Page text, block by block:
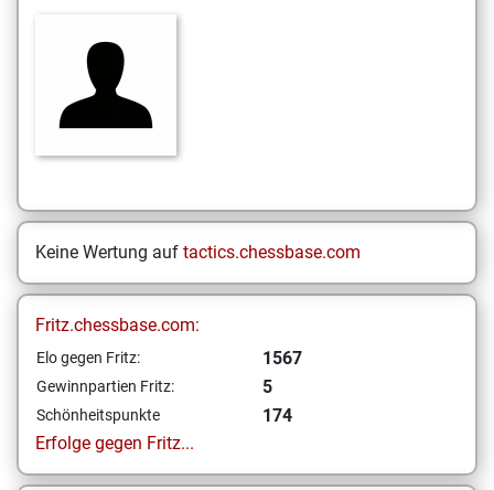
Keine Wertung auf tactics.chessbase.com
Fritz.chessbase.com:
Elo gegen Fritz: 1567
Gewinnpartien Fritz: 5
Schönheitspunkte
174
Erfolge gegen Fritz...